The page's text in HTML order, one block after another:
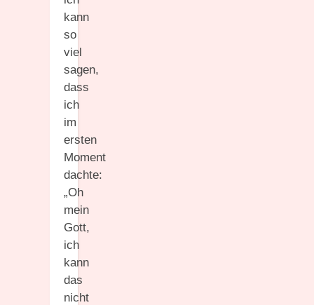
kann
so
viel
sagen,
dass
ich
im
ersten
Moment
dachte:
„Oh
mein
Gott,
ich
kann
das
nicht